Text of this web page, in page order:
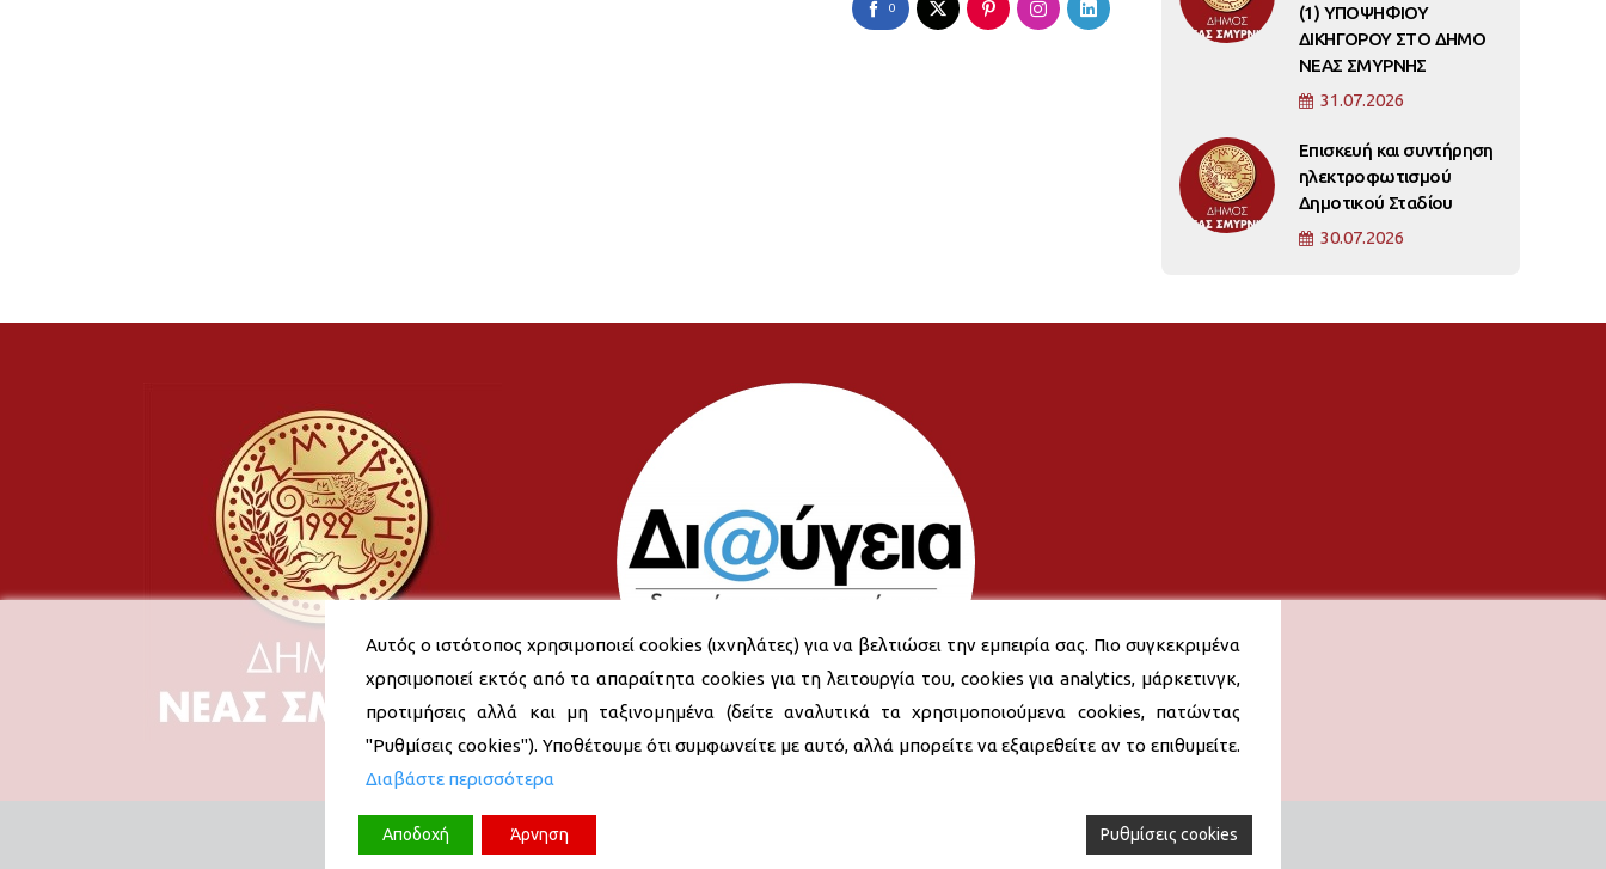
0
(1) ΥΠΟΨΗΦΙΟΥ
ΔΙΚΗΓΟΡΟΥ ΣΤΟ ΔΗΜΟ
ΝΕΑΣ ΣΜΥΡΝΗΣ
31.07.2026
Επισκευή και συντήρηση
ηλεκτροφωτισμού
Δημοτικού Σταδίου
30.07.2026
Αυτός ο ιστότοπος χρησιμοποιεί cookies (ιχνηλάτες) για να βελτιώσει την εμπειρία σας. Πιο συγκεκριμένα
χρησιμοποιεί εκτός από τα απαραίτητα cookies για τη λειτουργία του, cookies για analytics, μάρκετινγκ,
προτιμήσεις αλλά και μη ταξινομημένα (δείτε αναλυτικά τα χρησιμοποιούμενα cookies, πατώντας
"Ρυθμίσεις cookies"). Υποθέτουμε ότι συμφωνείτε με αυτό, αλλά μπορείτε να εξαιρεθείτε αν το επιθυμείτε.
Διαβάστε περισσότερα
Αποδοχή Άρνηση Ρυθμίσεις cookies